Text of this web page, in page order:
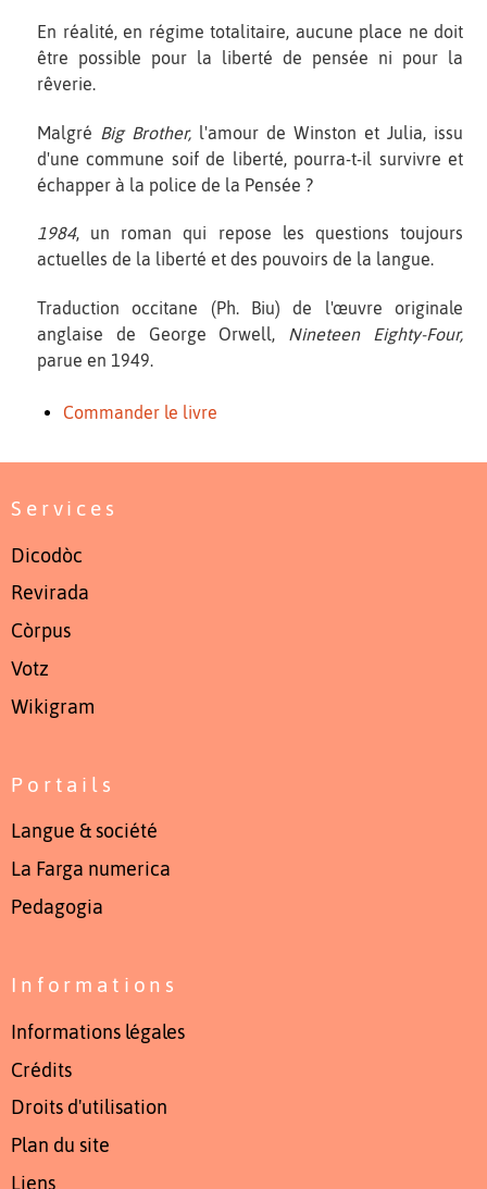
En réalité, en régime totalitaire, aucune place ne doit
être possible pour la liberté de pensée ni pour la
rêverie.
Malgré Big Brother, l'amour de Winston et Julia, issu
d'une commune soif de liberté, pourra-t-il survivre et
échapper à la police de la Pensée ?
1984, un roman qui repose les questions toujours
actuelles de la liberté et des pouvoirs de la langue.
Traduction occitane (Ph. Biu) de l'œuvre originale
anglaise de George Orwell, Nineteen Eighty-Four,
parue en 1949.
Commander le livre
Services
Dicodòc
Revirada
Còrpus
Votz
Wikigram
Portails
Langue & société
La Farga numerica
Pedagogia
Informations
Informations légales
Crédits
Droits d'utilisation
Plan du site
Liens